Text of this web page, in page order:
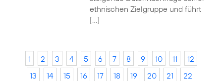
ethnischen Zielgruppe und führt
[…]
1 2 3 4 5 6 7 8 9 10 11
12
13
14 15 16 17 18 19 20 21
22